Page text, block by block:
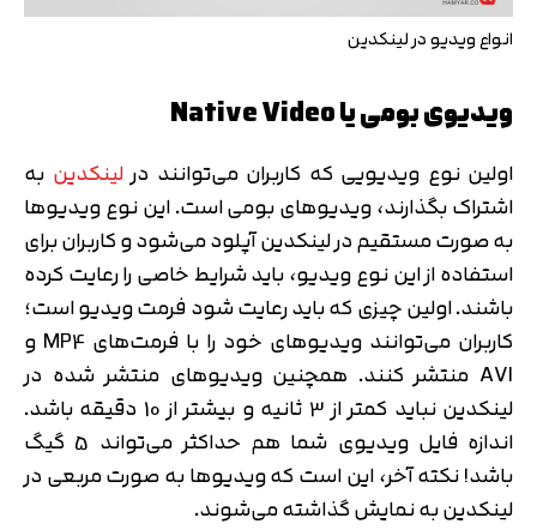
انواع ویدیو در لینکدین
ویدیوی بومی یا Native Video
اولین نوع ویدیویی که کاربران می‌توانند درلینکدین به
اشتراک بگذارند، ویدیوهای بومی است. این نوع ویدیوها
به صورت مستقیم در لینکدین آپلود می‌شود و کاربران برای
استفاده از این نوع ویدیو، باید شرایط خاصی را رعایت کرده
باشند. اولین چیزی که باید رعایت شود فرمت ویدیو است؛
کاربران می‌توانند ویدیوهای خود را با فرمت‌های MP4 و
AVI منتشر کنند. همچنین ویدیوهای منتشر شده در
لینکدین نباید کمتر از 3 ثانیه و بیشتر از 10 دقیقه باشد.
اندازه فایل ویدیوی شما هم حداکثر می‌تواند 5 گیگ
باشد! نکته آخر، این است که ویدیوها به صورت مربعی در
لینکدین به نمایش گذاشته می‌شوند.